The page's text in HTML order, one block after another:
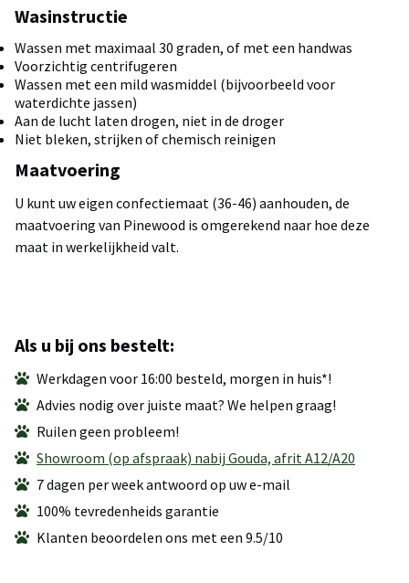
Wasinstructie
Wassen met maximaal 30 graden, of met een handwas
Voorzichtig centrifugeren
Wassen met een mild wasmiddel (bijvoorbeeld voor
waterdichte jassen)
Aan de lucht laten drogen, niet in de droger
Niet bleken, strijken of chemisch reinigen
Maatvoering
U kunt uw eigen confectiemaat (36-46) aanhouden, de
maatvoering van Pinewood is omgerekend naar hoe deze
maat in werkelijkheid valt.
Als u bij ons bestelt:
Werkdagen voor 16:00 besteld, morgen in huis*!
Advies nodig over juiste maat? We helpen graag!
Ruilen geen probleem!
Showroom (op afspraak) nabij Gouda, afrit A12/A20
7 dagen per week antwoord op uw e-mail
100% tevredenheids garantie
Klanten beoordelen ons met een 9.5/10